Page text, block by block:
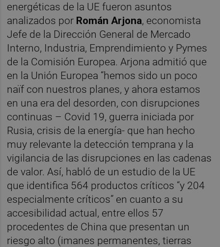
energéticas de la UE fueron asuntos
analizados por Román Arjona, economista
Jefe de la Dirección General de Mercado
Interno, Industria, Emprendimiento y Pymes
de la Comisión Europea. Arjona admitió que
en la Unión Europea “hemos sido un poco
naïf con nuestros planes, y ahora estamos
en una era del desorden, con disrupciones
continuas – Covid 19, guerra iniciada por
Rusia, crisis de la energía- que han hecho
muy relevante la detección temprana y la
vigilancia de las disrupciones en las cadenas
de valor. Así, habló de un estudio de la UE
que identifica 564 productos críticos “y 204
especialmente críticos” en cuanto a su
accesibilidad actual, entre ellos 57
procedentes de China que presentan un
riesgo alto (imanes permanentes, tierras